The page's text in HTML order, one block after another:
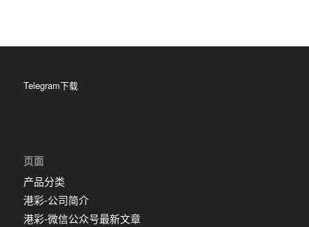
Telegram下载
页面
产品分类
港彩-公司简介
港彩-微信公众号最新文章